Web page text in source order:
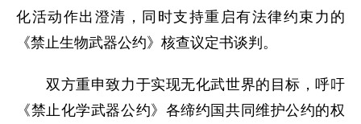
化活动作出澄清，同时支持重启有法律约束力的
《禁止生物武器公约》核查议定书谈判。
双方重申致力于实现无化武世界的目标，呼吁
《禁止化学武器公约》各缔约国共同维护公约的权